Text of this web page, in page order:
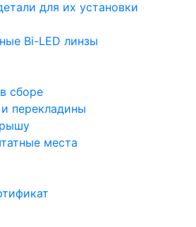
для их установки
Bi-LED линзы
сборе
перекладины
места